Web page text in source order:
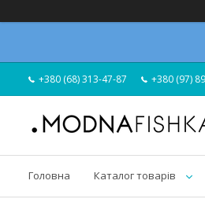
+380 (68) 313-47-87 +380 (97)
Головна Каталог товарів